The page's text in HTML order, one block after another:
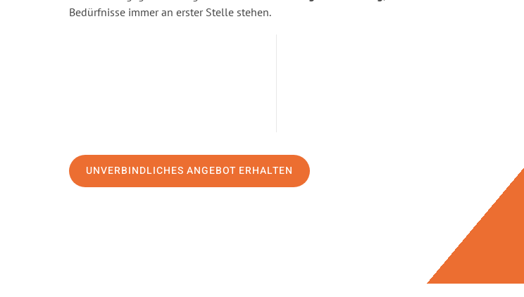
Bedürfnisse immer an erster Stelle stehen.
UNVERBINDLICHES ANGEBOT ERHALTEN